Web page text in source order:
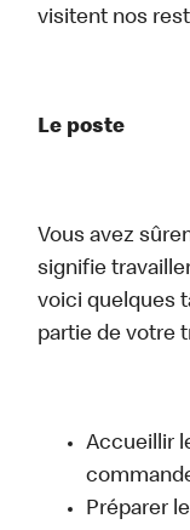
visitent nos
Le poste
Vous avez
signifie
voici quelques
partie de votre
Accueillir
Préparer